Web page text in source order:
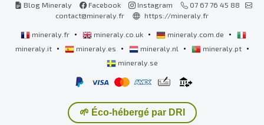
Blog Mineraly
Facebook Instagram
07 67 76 45 88
contact@mineraly.fr
https://mineraly.fr
mineraly.fr • mineraly.co.uk • mineraly.com.de •
mineraly.it • mineraly.es • mineraly.nl • mineraly.pt •
mineraly.se
🌱 Éco-hébergé par DRI